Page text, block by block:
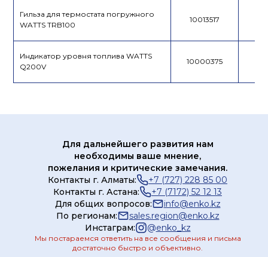
Гильза для термостата погружного
WATTS TRB100
10013517
Индикатор уровня топлива WATTS
Q200V
10000375
Для дальнейшего развития нам
необходимы ваше мнение,
пожелания и критические замечания.
Контакты г. Алматы:
+7 (727) 228 85 00
Контакты г. Астана:
+7 (7172) 52 12 13
Для общих вопросов:
info@enko.kz
По регионам:
sales.region@enko.kz
Инстаграм:
@enko_kz
Мы постараемся ответить на все сообщения и письма
достаточно быстро и объективно.